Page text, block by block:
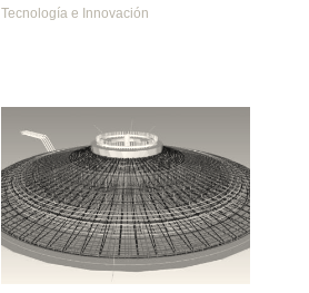
Tecnología e Innovación